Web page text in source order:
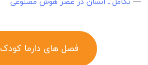
فصل های دارما کودک